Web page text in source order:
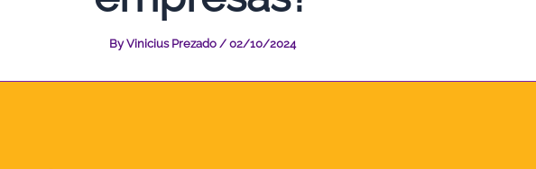
ByVinicius Prezado / 02/10/2024